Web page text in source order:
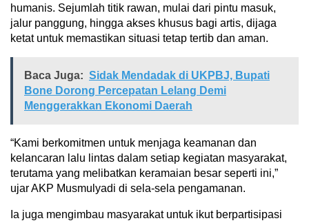
humanis. Sejumlah titik rawan, mulai dari pintu masuk,
jalur panggung, hingga akses khusus bagi artis, dijaga
ketat untuk memastikan situasi tetap tertib dan aman.
Baca Juga: Sidak Mendadak di UKPBJ, Bupati
Bone Dorong Percepatan Lelang Demi
Menggerakkan Ekonomi Daerah
“Kami berkomitmen untuk menjaga keamanan dan
kelancaran lalu lintas dalam setiap kegiatan masyarakat,
terutama yang melibatkan keramaian besar seperti ini,”
ujar AKP Musmulyadi di sela-sela pengamanan.
Ia juga mengimbau masyarakat untuk ikut berpartisipasi